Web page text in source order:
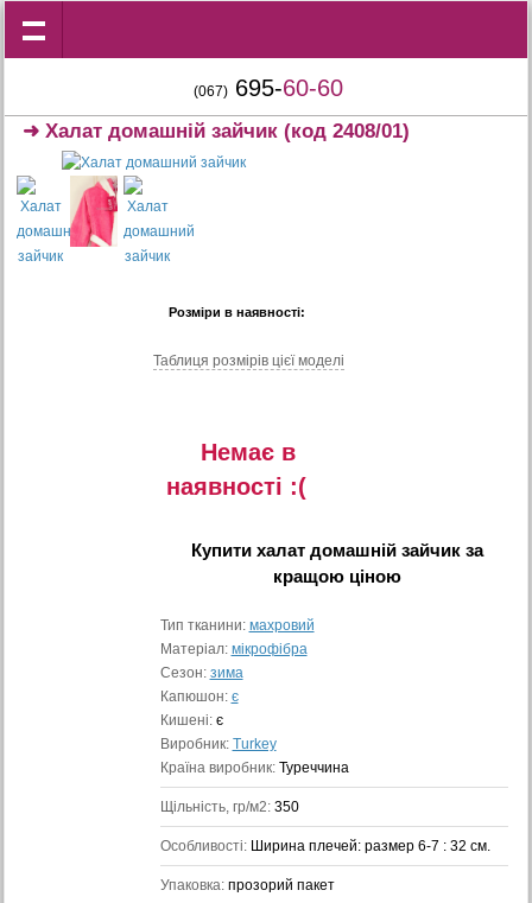
(067) 695-60-60
➜Халат домашній зайчик (код 2408/01)
Розміри в наявності:
Таблиця розмiрiв цiєї моделi
Немає в
наявностi :(
Купити халат домашній зайчикза
кращою ціною
Тип тканини: махровий
Матеріал: мікрофібра
Сезон: зима
Капюшон: є
Кишені: є
Виробник: Turkey
Країна виробник: Туреччина
Щільність, гр/м2: 350
Особливості: Ширина плечей: размер 6-7 : 32 см.
Упаковка: прозорий пакет